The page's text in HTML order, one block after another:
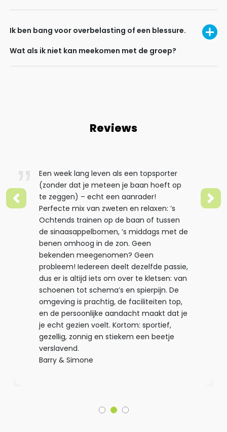
Ik ben bang voor overbelasting of een blessure.
Wat als ik niet kan meekomen met de groep?
Reviews
Een week lang leven als een topsporter
(zonder dat je meteen je baan hoeft op
te zeggen) – echt een aanrader!
Perfecte mix van zweten en relaxen: ’s
Ochtends trainen op de baan of tussen
de sinaasappelbomen, ’s middags met de
benen omhoog in de zon. Geen
bekenden meegenomen? Geen
probleem! Iedereen deelt dezelfde passie,
dus er is altijd iets om over te kletsen: van
schoenen tot schema’s en spierpijn. De
omgeving is prachtig, de faciliteiten top,
en de persoonlijke aandacht maakt dat je
je echt gezien voelt. Kortom: sportief,
gezellig, zonnig en stiekem een beetje
verslavend.
Barry & Simone
Previous